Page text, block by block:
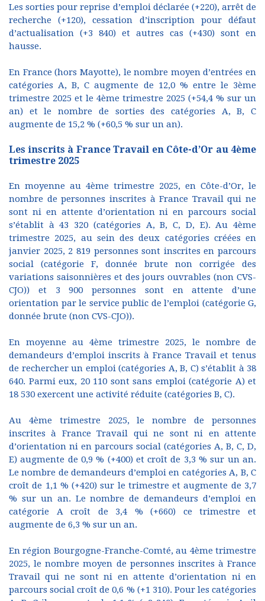
Les sorties pour reprise d’emploi déclarée (+220), arrêt de
recherche (+120), cessation d’inscription pour défaut
d’actualisation (+3 840) et autres cas (+430) sont en
hausse.
En France (hors Mayotte), le nombre moyen d’entrées en
catégories A, B, C augmente de 12,0 % entre le 3ème
trimestre 2025 et le 4ème trimestre 2025 (+54,4 % sur un
an) et le nombre de sorties des catégories A, B, C
augmente de 15,2 % (+60,5 % sur un an).
Les inscrits à France Travail en Côte-d’Or au 4ème
trimestre 2025
En moyenne au 4ème trimestre 2025, en Côte-d’Or, le
nombre de personnes inscrites à France Travail qui ne
sont ni en attente d’orientation ni en parcours social
s’établit à 43 320 (catégories A, B, C, D, E). Au 4ème
trimestre 2025, au sein des deux catégories créées en
janvier 2025, 2 819 personnes sont inscrites en parcours
social (catégorie F, donnée brute non corrigée des
variations saisonnières et des jours ouvrables (non CVS-
CJO)) et 3 900 personnes sont en attente d’une
orientation par le service public de l’emploi (catégorie G,
donnée brute (non CVS-CJO)).
En moyenne au 4ème trimestre 2025, le nombre de
demandeurs d’emploi inscrits à France Travail et tenus
de rechercher un emploi (catégories A, B, C) s’établit à 38
640. Parmi eux, 20 110 sont sans emploi (catégorie A) et
18 530 exercent une activité réduite (catégories B, C).
Au 4ème trimestre 2025, le nombre de personnes
inscrites à France Travail qui ne sont ni en attente
d’orientation ni en parcours social (catégories A, B, C, D,
E) augmente de 0,9 % (+400) et croît de 3,3 % sur un an.
Le nombre de demandeurs d’emploi en catégories A, B, C
croît de 1,1 % (+420) sur le trimestre et augmente de 3,7
% sur un an. Le nombre de demandeurs d’emploi en
catégorie A croît de 3,4 % (+660) ce trimestre et
augmente de 6,3 % sur un an.
En région Bourgogne-Franche-Comté, au 4ème trimestre
2025, le nombre moyen de personnes inscrites à France
Travail qui ne sont ni en attente d’orientation ni en
parcours social croît de 0,6 % (+1 310). Pour les catégories